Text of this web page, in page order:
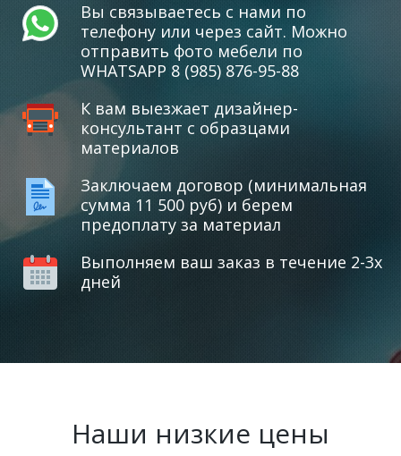
Вы связываетесь с нами по
телефону или через сайт. Можно
отправить фото мебели по
WHATSAPP 8 (985) 876-95-88
К вам выезжает дизайнер-
консультант с образцами
материалов
Заключаем договор (минимальная
сумма 11 500 руб) и берем
предоплату за материал
Выполняем ваш заказ в течение 2-3х
дней
Наши низкие цены